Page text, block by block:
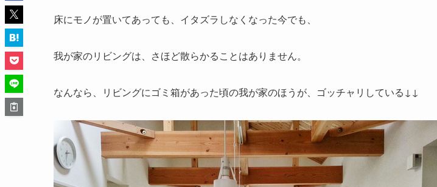
床にモノが置いてあっても、イタズラしなくなった今でも、
我が家のリビングは、さほど散らかることはありません。
なんなら、リビングにゴミ箱があった頃の我が家のほうが、ゴッチャリしている↓↓